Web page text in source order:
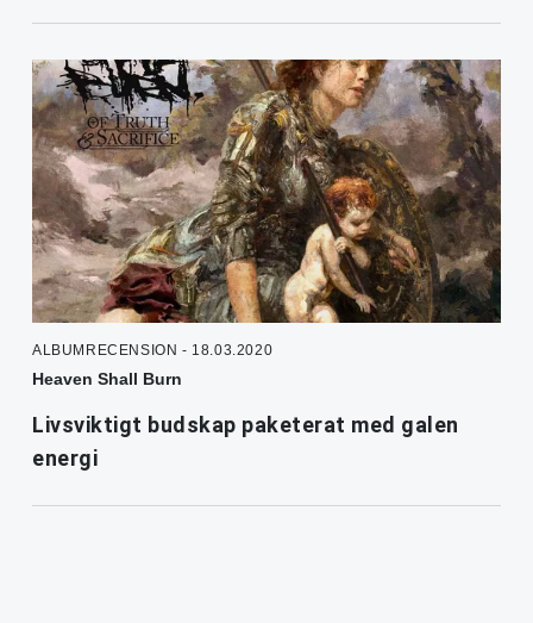
ALBUMRECENSION - 18.03.2020
Heaven Shall Burn
Livsviktigt budskap paketerat med galen
energi